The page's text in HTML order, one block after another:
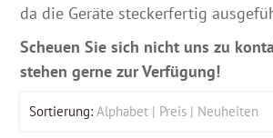
da die Geräte steckerfertig
Scheuen Sie sich nicht uns zu
stehen gerne zur Verfügung!
Sortierung: Alphabet Preis Neuheiten